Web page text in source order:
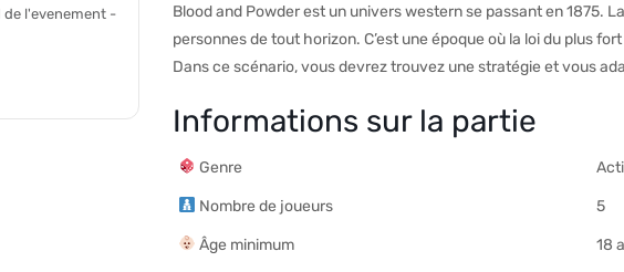
de l'evenement -
Blood and Powder est un univers western se passant en 1875.
personnes de tout horizon. C’est une époque où la loi du plus
Dans ce scénario, vous devrez trouvez une stratégie et vous
Informations sur la partie
Genre
Nombre de joueurs 5
Âge minimum 18